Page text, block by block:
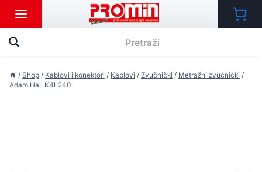
content
/ Shop / Kablovi i konektori / Kablovi / Zvučnički / Metražni zvučnički /
Adam Hall K4L240